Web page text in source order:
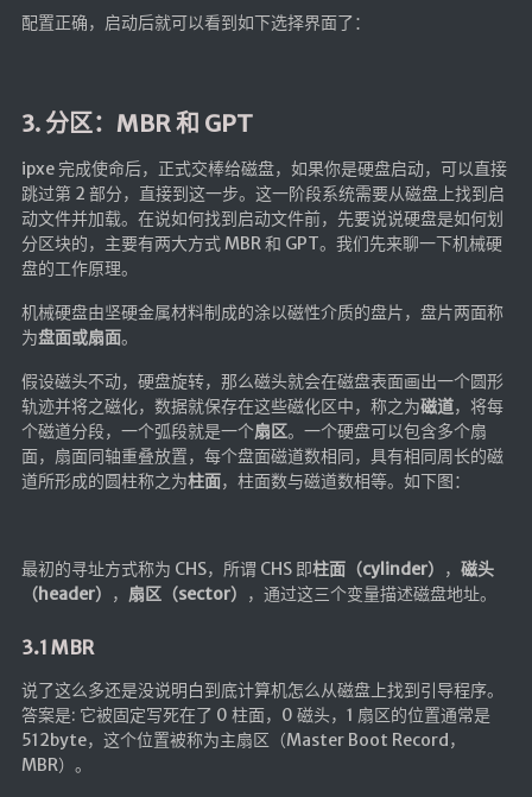
配置正确，启动后就可以看到如下选择界面了：
3. 分区：MBR 和 GPT
ipxe 完成使命后，正式交棒给磁盘，如果你是硬盘启动，可以直接
跳过第 2 部分，直接到这一步。这一阶段系统需要从磁盘上找到启
动文件并加载。在说如何找到启动文件前，先要说说硬盘是如何划
分区块的，主要有两大方式 MBR 和 GPT。我们先来聊一下机械硬
盘的工作原理。
机械硬盘由坚硬金属材料制成的涂以磁性介质的盘片，盘片两面称
为盘面或扇面。
假设磁头不动，硬盘旋转，那么磁头就会在磁盘表面画出一个圆形
轨迹并将之磁化，数据就保存在这些磁化区中，称之为磁道，将每
个磁道分段，一个弧段就是一个扇区。一个硬盘可以包含多个扇
面，扇面同轴重叠放置，每个盘面磁道数相同，具有相同周长的磁
道所形成的圆柱称之为柱面，柱面数与磁道数相等。如下图：
最初的寻址方式称为 CHS，所谓 CHS 即柱面（cylinder） ， 磁头
（header）
， 扇区（sector） ，通过这三个变量描述磁盘地址。
3.1 MBR
说了这么多还是没说明白到底计算机怎么从磁盘上找到引导程序。
答案是: 它被固定写死在了 0 柱面，0 磁头，1 扇区的位置通常是
512byte，这个位置被称为主扇区（Master Boot Record，
MBR）。